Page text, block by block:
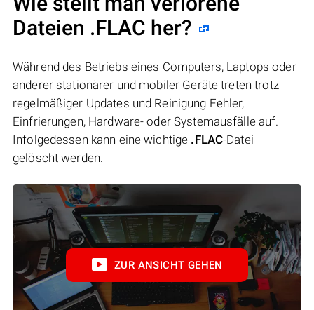
Dateien .FLAC her?
Während des Betriebs eines Computers, Laptops oder
anderer stationärer und mobiler Geräte treten trotz
regelmäßiger Updates und Reinigung Fehler,
Einfrierungen, Hardware- oder Systemausfälle auf.
Infolgedessen kann eine wichtige .FLAC-Datei
gelöscht werden.
ZUR ANSICHT GEHEN